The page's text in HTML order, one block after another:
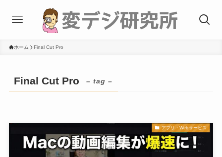
ホーム Final Cut Pro
Final Cut Pro – tag –
アプリ・Webサービス